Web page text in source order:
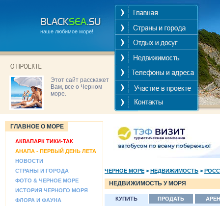
наше любимое море!
Этот сайт расскажет
Вам, все о Черном
море.
ГЛАВНОЕ О МОРЕ
АКВАПАРК ТИКИ-ТАК
АНАПА - ПЕРВЫЙ ДЕНЬ ЛЕТА
НОВОСТИ
СТРАНЫ И ГОРОДА
ФОТО & ЧЕРНОЕ МОРЕ
ИСТОРИЯ ЧЕРНОГО МОРЯ
ФЛОРА И ФАУНА
ЧЕРНОЕ МОРЕ > НЕДВИЖИМОСТЬ >
НЕДВИЖИМОСТЬ У МОРЯ
КУПИТЬ ПРОДАТЬ